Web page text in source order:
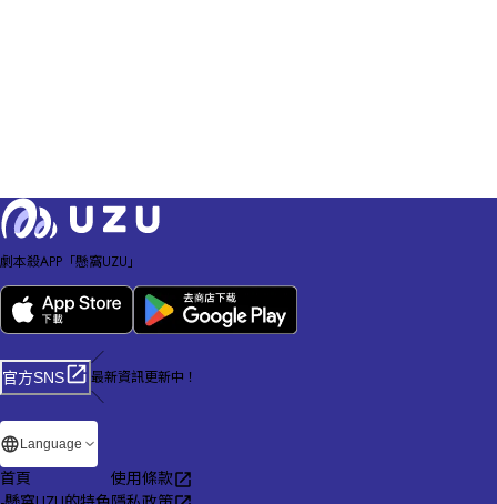
劇本殺APP「懸窩UZU」
官方SNS
／
最新資訊更新中！
＼
Language
首頁
使用條款